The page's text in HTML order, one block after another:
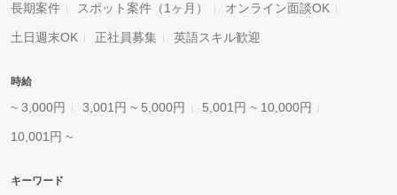
長期案件 スポット案件（1ヶ月） オンライン面談OK
土日週末OK 正社員募集 英語スキル歓迎
時給
~ 3,000円 3,001円 ~ 5,000円 5,001円 ~ 10,000円
10,001円 ~
キーワード